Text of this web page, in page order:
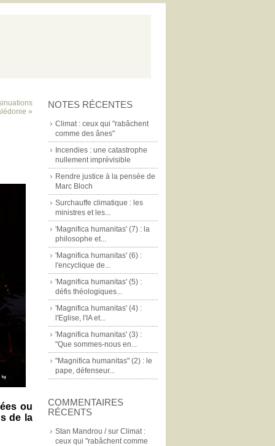
NOTES RÉCENTES
Climat : ceux qui "rabâchent
comme des ânes"
Incendies : une catastrophe
nullement imprévisible
Rendre justice à la pensée de
Marc Bloch
Surchauffe climatique : les
ministres et les...
'Magnifica humanitas' (7) : la
philosophe et...
'Magnifica humanitas' (6) :
l'encyclique de...
'Magnifica humanitas' (5) :
défis théologiques...
'Magnifica humanitas' (4) :
l'Eglise, l'IA et...
'Magnifica humanitas' (3) :
"Que sommes-nous en...
"Magnifica humanitas" (2) : le
pape, défenseur...
COMMENTAIRES
RÉCENTS
Stan Mandrou /sur Climat :
ceux qui "rabâchent comme
»
ou
de la